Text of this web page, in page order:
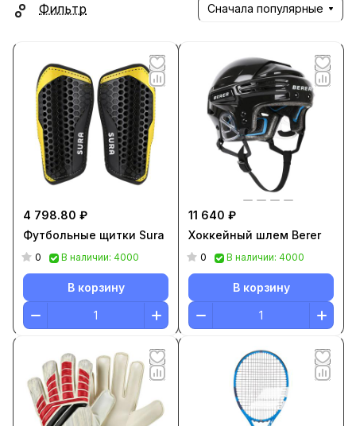
Фильтр Сначала популярные
4 798.80 ₽
Футбольные щитки Sura
0 В наличии: 4000
В корзину
11 640 ₽
Хоккейный шлем Berer
0 В наличии: 4000
В корзину